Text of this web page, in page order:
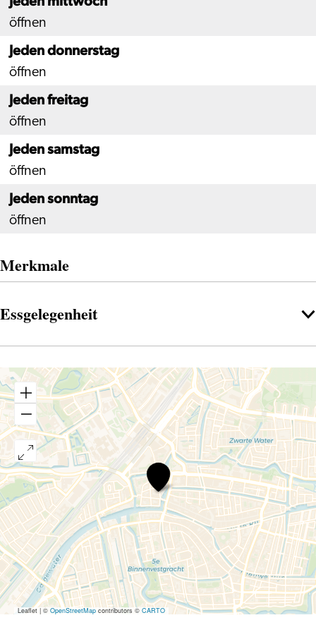
öffnen
Jeden donnerstag
öffnen
Jeden freitag
öffnen
Jeden samstag
öffnen
Jeden sonntag
öffnen
Merkmale
Essgelegenheit
Chinees
Indisch
Restaurant
Asian
Palace
Leaflet| © OpenStreetMapcontributors ©CARTO